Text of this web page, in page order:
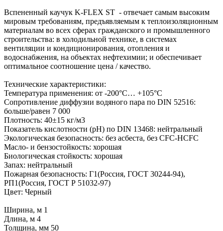
Вспененный каучук K-FLEX ST - отвечает самым высоким
мировым требованиям, предъявляемым к теплоизоляционным
материалам во всех сферах гражданского и промышленного
строительства: в холодильной технике, в системах
вентиляции и кондиционирования, отопления и
водоснабжения, на объектах нефтехимии; и обеспечивает
оптимальное соотношение цена / качество.
Технические характеристики:
Температура применения: от -200°С… +105°С
Сопротивление диффузии водяного пара по DIN 52516:
больше/равен 7 000
Плотность: 40±15 кг/м3
Показатель кислотности (pH) по DIN 13468: нейтральный
Экологическая безопасность: без асбеста, без CFC-HCFC
Масло- и бензостойкость: хорошая
Биологическая стойкость: хорошая
Запах: нейтральный
Пожарная безопасность: Г1(Россия, ГОСТ 30244-94),
РП1(Россия, ГОСТ Р 51032-97)
Цвет: Черный
Ширина, м 1
Длина, м 4
Толщина, мм 50